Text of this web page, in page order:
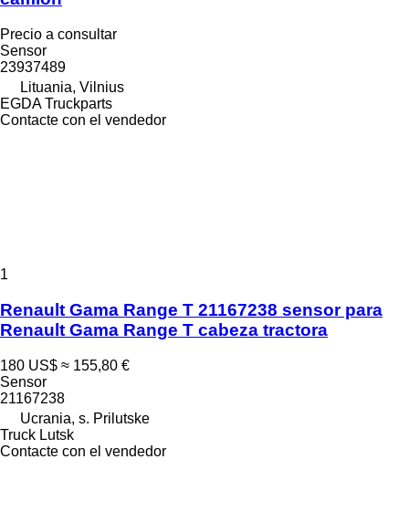
Precio a consultar
Sensor
23937489
Lituania, Vilnius
EGDA Truckparts
Contacte con el vendedor
1
Renault Gama Range T 21167238 sensor para
Renault Gama Range T cabeza tractora
180 US$ ≈ 155,80 €
Sensor
21167238
Ucrania, s. Prilutske
Truck Lutsk
Contacte con el vendedor